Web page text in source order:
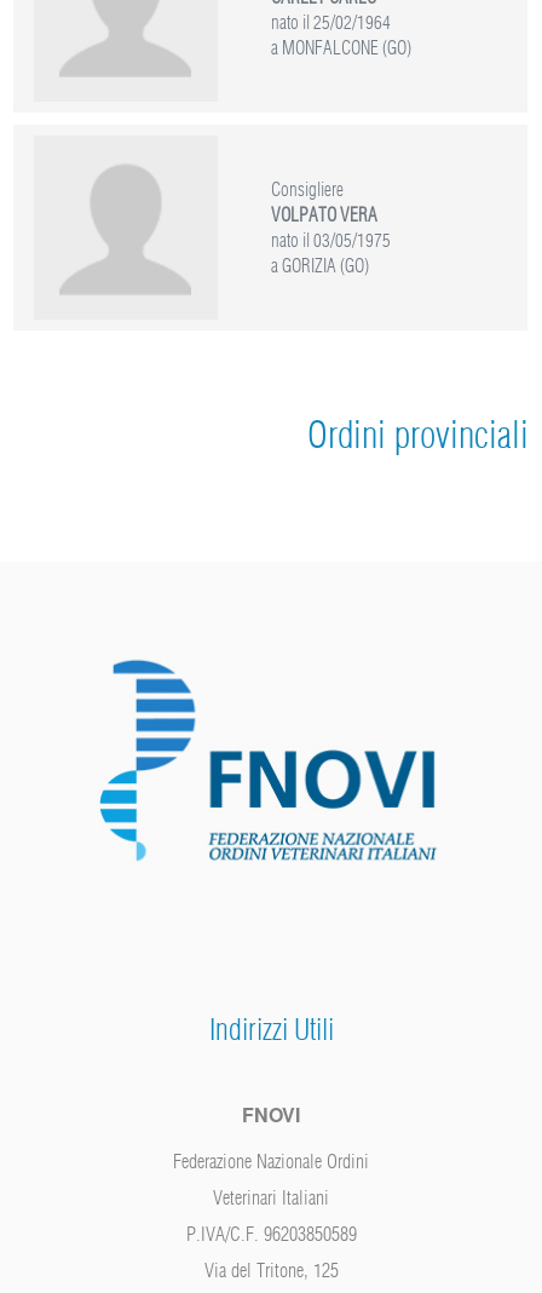
nato il 25/02/1964
a MONFALCONE (GO)
Consigliere
VOLPATO VERA
nato il 03/05/1975
a GORIZIA (GO)
Ordini provinciali
Indirizzi Utili
FNOVI
Federazione Nazionale Ordini
Veterinari Italiani
P.IVA/C.F. 96203850589
Via del Tritone, 125